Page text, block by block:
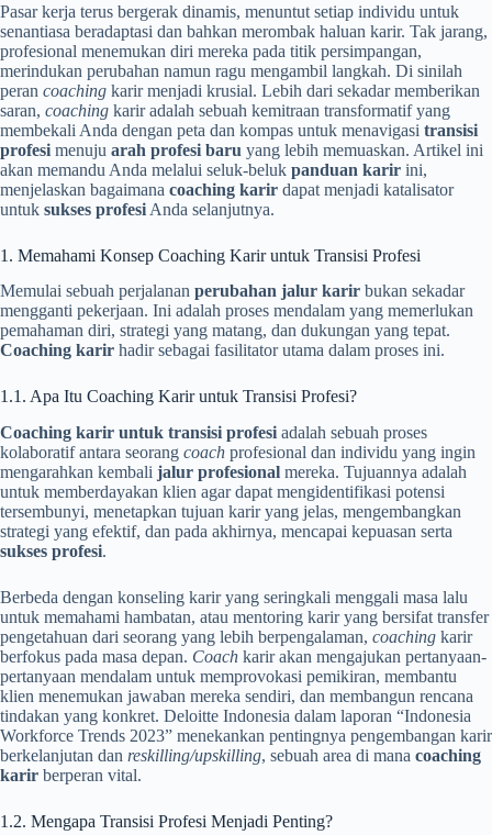
Pasar kerja terus bergerak dinamis, menuntut setiap individu untuk
senantiasa beradaptasi dan bahkan merombak haluan karir. Tak jarang,
profesional menemukan diri mereka pada titik persimpangan,
merindukan perubahan namun ragu mengambil langkah. Di sinilah
peran coaching karir menjadi krusial. Lebih dari sekadar memberikan
saran, coaching karir adalah sebuah kemitraan transformatif yang
membekali Anda dengan peta dan kompas untuk menavigasi transisi
profesi menuju arah profesi baru yang lebih memuaskan. Artikel ini
akan memandu Anda melalui seluk-beluk panduan karir ini,
menjelaskan bagaimana coaching karir dapat menjadi katalisator
untuk sukses profesi Anda selanjutnya.
1. Memahami Konsep Coaching Karir untuk Transisi Profesi
Memulai sebuah perjalanan perubahan jalur karir bukan sekadar
mengganti pekerjaan. Ini adalah proses mendalam yang memerlukan
pemahaman diri, strategi yang matang, dan dukungan yang tepat.
Coaching karir hadir sebagai fasilitator utama dalam proses ini.
1.1. Apa Itu Coaching Karir untuk Transisi Profesi?
Coaching karir untuk transisi profesi adalah sebuah proses
kolaboratif antara seorang coach profesional dan individu yang ingin
mengarahkan kembali jalur profesional mereka. Tujuannya adalah
untuk memberdayakan klien agar dapat mengidentifikasi potensi
tersembunyi, menetapkan tujuan karir yang jelas, mengembangkan
strategi yang efektif, dan pada akhirnya, mencapai kepuasan serta
sukses profesi.
Berbeda dengan konseling karir yang seringkali menggali masa lalu
untuk memahami hambatan, atau mentoring karir yang bersifat transfer
pengetahuan dari seorang yang lebih berpengalaman, coaching karir
berfokus pada masa depan. Coach karir akan mengajukan pertanyaan-
pertanyaan mendalam untuk memprovokasi pemikiran, membantu
klien menemukan jawaban mereka sendiri, dan membangun rencana
tindakan yang konkret. Deloitte Indonesia dalam laporan “Indonesia
Workforce Trends 2023” menekankan pentingnya pengembangan karir
berkelanjutan dan reskilling/upskilling, sebuah area di mana coaching
karir berperan vital.
1.2. Mengapa Transisi Profesi Menjadi Penting?